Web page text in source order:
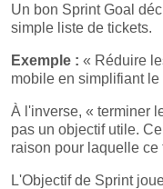
Un bon Sprint Goal
simple liste de tickets.
Exemple : « Réduire
mobile en simplifiant
À l'inverse, « terminer
pas un objectif utile.
raison pour laquelle ce
L'Objectif de Sprint